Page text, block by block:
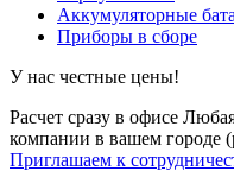
Аккумуляторные
Приборы в сборе
У нас честные цены!
Расчет сразу в офисе
компании в вашем городе
Приглашаем к